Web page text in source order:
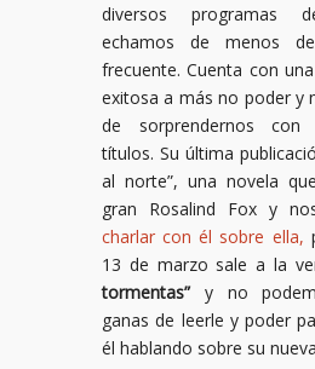
diversos programas
echamos de menos
frecuente. Cuenta con
exitosa a más no poder y
de sorprendernos con
títulos. Su última
al norte”, una novela
gran Rosalind Fox y
charlar con él sobre ella,
13 de marzo sale a la
tormentas”y no
ganas de leerle y poder
él hablando sobre su